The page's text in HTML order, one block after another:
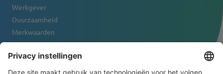
Werkgever
Duurzaamheid
Merkwaarden
Firmaportret
Contact